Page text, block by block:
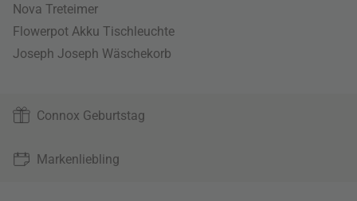
Nova Treteimer
Flowerpot Akku Tischleuchte
Joseph Joseph Wäschekorb
Connox Geburtstag
Markenliebling